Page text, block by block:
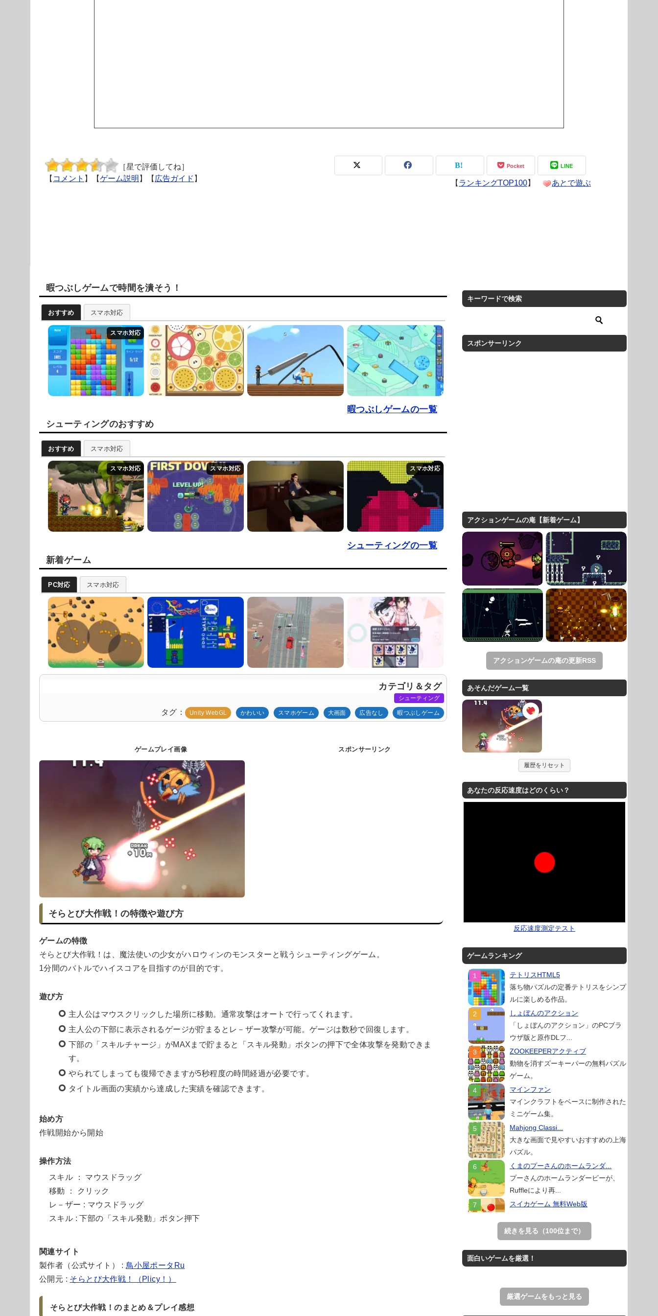
［星で評価してね］
【 コメント 】【ゲーム説明 】【 広告ガイド 】
Pocket LINE
【 ランキングTOP100】 あとで遊ぶ
暇つぶしゲームで時間を潰そう！
おすすめ スマホ対応
暇つぶしゲームの一覧
シューティングのおすすめ
おすすめ スマホ対応
シューティングの一覧
新着ゲーム
PC対応 スマホ対応
カテゴリ＆タグ
シューティング
タグ Unity WebGL かわいい スマホゲーム 大画面 広告なし 暇つぶしゲーム
ゲームプレイ画像 スポンサーリンク
そらとび大作戦！の特徴や遊び方
ゲームの特徴
そらとび大作戦！は、魔法使いの少女がハロウィンのモンスターと戦うシューティングゲーム。
1分間のバトルでハイスコアを目指すのが目的です。
遊び方
主人公はマウスクリックした場所に移動。通常攻撃はオートで行ってくれます。
主人公の下部に表示されるゲージが貯まるとレ－ザー攻撃が可能。ゲージは数秒で回復します。
下部の「スキルチャージ」がMAXまで貯まると「スキル発動」ボタンの押下で全体攻撃を発動できま
す。
やられてしまっても復帰できますが5秒程度の時間経過が必要です。
タイトル画面の実績から達成した実績を確認できます。
始め方
作戦開始から開始
操作方法
スキル ： マウスドラッグ
移動 ： クリック
レ－ザー : マウスドラッグ
スキル : 下部の「スキル発動」ボタン押下
関連サイト
製作者（公式サイト） :鳥小屋ポータRu
公開元 : そらとび大作戦！（Plicy！）
そらとび大作戦！のまとめ＆プレイ感想
キーワードで検索
スポンサーリンク
アクションゲームの庵【新着ゲーム】
アクションゲームの庵の更新RSS
あそんだゲーム一覧
履歴をリセット
あなたの反応速度はどのくらい？
反応速度測定テスト
ゲームランキング
テトリスHTML5
落ち物パズルの定番テトリスをシンプ
ルに楽しめる作品。
しょぼんのアクション
「しょぼんのアクション」のPCブラ
ウザ版と原作DLフ...
ZOOKEEPERアクティブ
動物を消すズーキーパーの無料パズル
ゲーム。
マインファン
マインクラフトをベースに制作された
ミニゲーム集。
Mahjong Classi...
大きな画面で見やすいおすすめの上海
パズル。
くまのプーさんのホームランダ...
プーさんのホームランダービーが、
Ruffleにより再...
スイカゲーム 無料Web版
無料Web版。
アローアウト
すべての矢印を画面外へ導くパズルゲ
ーム。
ホールを巨大に育成する落とし穴ゲー
ム。
続きを見る（100位まで）
面白いゲームを厳選！
厳選ゲームをもっと見る